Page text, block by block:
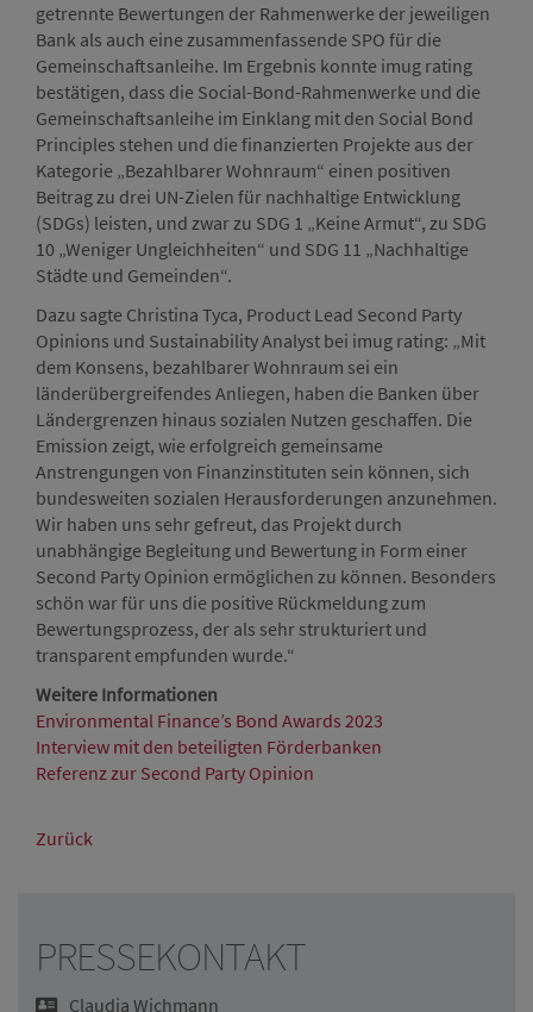
getrennte Bewertungen der Rahmenwerke der jeweiligen
Bank als auch eine zusammenfassende SPO für die
Gemeinschaftsanleihe. Im Ergebnis konnte imug rating
bestätigen, dass die Social-Bond-Rahmenwerke und die
Gemeinschaftsanleihe im Einklang mit den Social Bond
Principles stehen und die finanzierten Projekte aus der
Kategorie „Bezahlbarer Wohnraum“ einen positiven
Beitrag zu drei UN-Zielen für nachhaltige Entwicklung
(SDGs) leisten, und zwar zu SDG 1 „Keine Armut“, zu SDG
10 „Weniger Ungleichheiten“ und SDG 11 „Nachhaltige
Städte und Gemeinden“.
Dazu sagte Christina Tyca, Product Lead Second Party
Opinions und Sustainability Analyst bei imug rating: „Mit
dem Konsens, bezahlbarer Wohnraum sei ein
länderübergreifendes Anliegen, haben die Banken über
Ländergrenzen hinaus sozialen Nutzen geschaffen. Die
Emission zeigt, wie erfolgreich gemeinsame
Anstrengungen von Finanzinstituten sein können, sich
bundesweiten sozialen Herausforderungen anzunehmen.
Wir haben uns sehr gefreut, das Projekt durch
unabhängige Begleitung und Bewertung in Form einer
Second Party Opinion ermöglichen zu können. Besonders
schön war für uns die positive Rückmeldung zum
Bewertungsprozess, der als sehr strukturiert und
transparent empfunden wurde.“
Weitere Informationen
Environmental Finance’s Bond Awards 2023
Interview mit den beteiligten Förderbanken
Referenz zur Second Party Opinion
Zurück
PRESSEKONTAKT
Claudia Wichmann